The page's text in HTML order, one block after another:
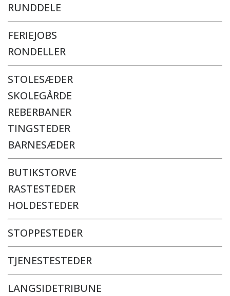
RUNDDELE
FERIEJOBS
RONDELLER
STOLESÆDER
SKOLEGÅRDE
REBERBANER
TINGSTEDER
BARNESÆDER
BUTIKSTORVE
RASTESTEDER
HOLDESTEDER
STOPPESTEDER
TJENESTESTEDER
LANGSIDETRIBUNE